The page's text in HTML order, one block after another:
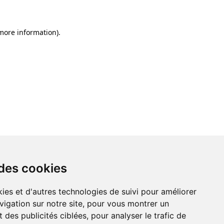
cookies
et d'autres technologies de suivi pour améliorer
sur notre site, pour vous montrer un
des publicités ciblées, pour analyser le trafic de
information).